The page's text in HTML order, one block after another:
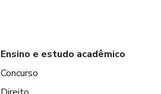
Ensino e estudo acadêmico
Concurso